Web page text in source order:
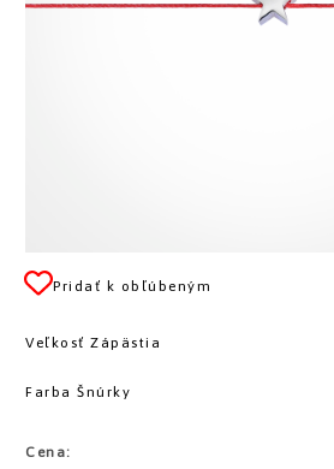
Pridať k obľúbeným
Veľkosť Zápästia
Farba Šnúrky
Cena: